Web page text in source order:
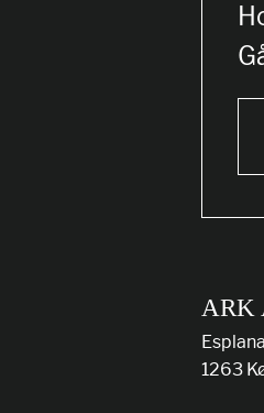
ARK
1263